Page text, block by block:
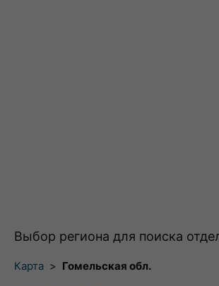
Выбор региона для поиска
Карта > Гомельская обл.